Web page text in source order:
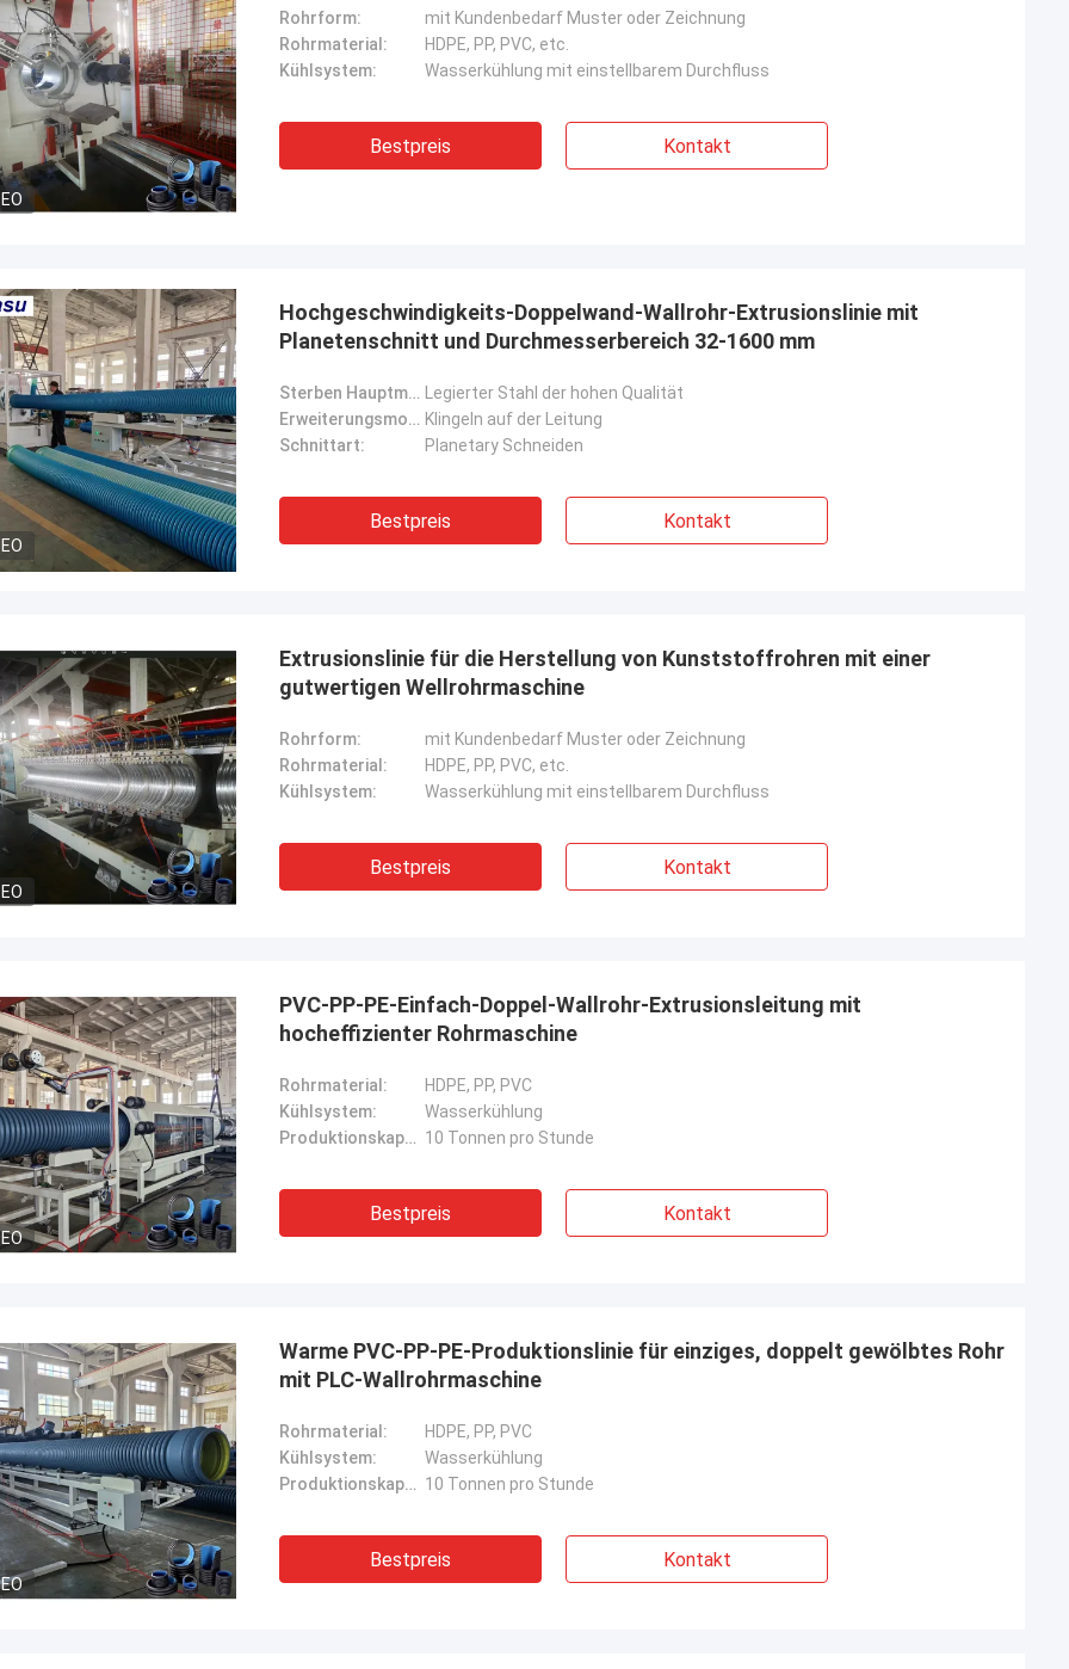
Rohrform:
mit Kundenbedarf Muster oder Zeichnung
Rohrmaterial:
HDPE, PP, PVC, etc.
Kühlsystem:
Wasserkühlung mit einstellbarem Durchfluss
Bestpreis Kontakt
Hochgeschwindigkeits-Doppelwand-Wallrohr-Extrusionslinie mit
Planetenschnitt und Durchmesserbereich 32-1600 mm
Sterben Hauptmaterial:
Legierter Stahl der hohen Qualität
Erweiterungsmodus: Klingeln auf der Leitung
Schnittart:
Planetary Schneiden
Bestpreis Kontakt
Extrusionslinie für die Herstellung von Kunststoffrohren mit einer
gutwertigen Wellrohrmaschine
Rohrform:
mit Kundenbedarf Muster oder Zeichnung
Rohrmaterial:
HDPE, PP, PVC, etc.
Kühlsystem:
Wasserkühlung mit einstellbarem Durchfluss
Bestpreis Kontakt
PVC-PP-PE-Einfach-Doppel-Wallrohr-Extrusionsleitung mit
hocheffizienter Rohrmaschine
Rohrmaterial:
HDPE, PP, PVC
Kühlsystem:
Wasserkühlung
Produktionskapazität: 10 Tonnen pro Stunde
Bestpreis Kontakt
Warme PVC-PP-PE-Produktionslinie für einziges, doppelt gewölbtes Rohr
mit PLC-Wallrohrmaschine
Rohrmaterial:
HDPE, PP, PVC
Kühlsystem:
Wasserkühlung
Produktionskapazität: 10 Tonnen pro Stunde
Bestpreis Kontakt